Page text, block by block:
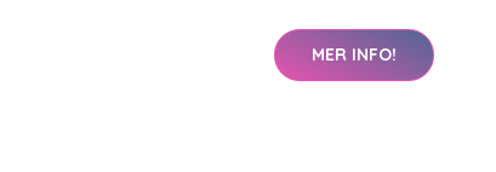
MER INFO!